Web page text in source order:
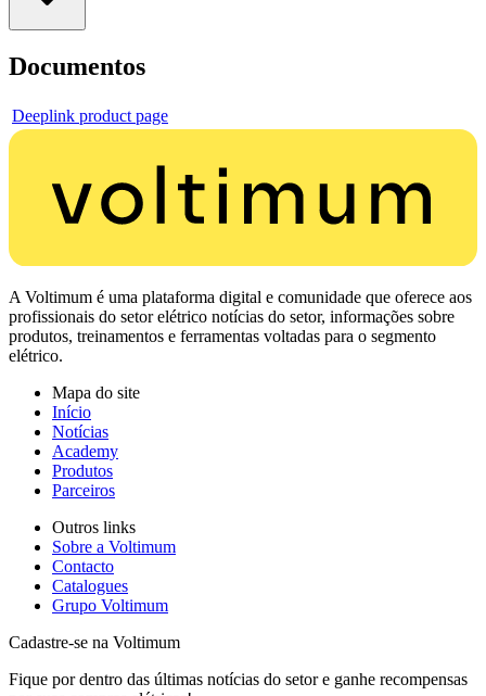
Documentos
Deeplink product page
A Voltimum é uma plataforma digital e comunidade que oferece aos
profissionais do setor elétrico notícias do setor, informações sobre
produtos, treinamentos e ferramentas voltadas para o segmento
elétrico.
Mapa do site
Início
Notícias
Academy
Produtos
Parceiros
Outros links
Sobre a Voltimum
Contacto
Catalogues
Grupo Voltimum
Cadastre-se na Voltimum
Fique por dentro das últimas notícias do setor e ganhe recompensas